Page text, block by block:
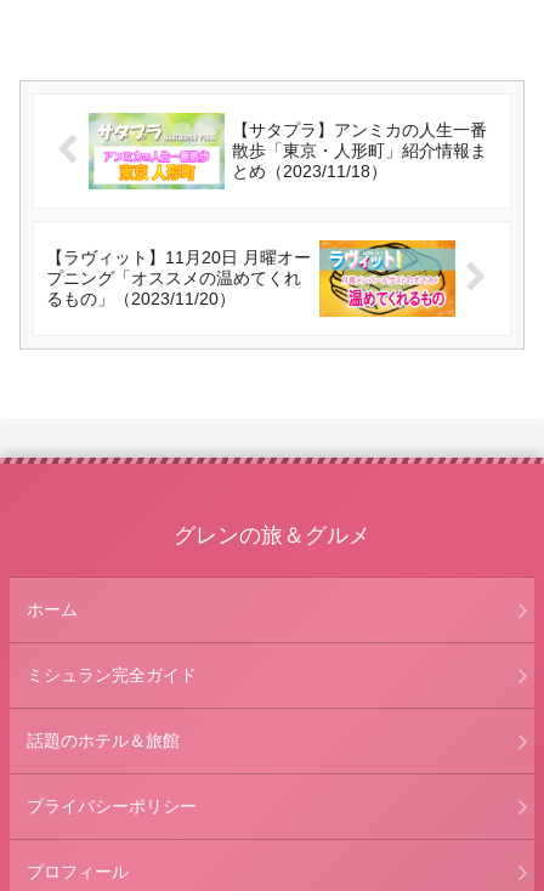
【サタプラ】アンミカの人生一番
散歩「東京・人形町」紹介情報ま
とめ（2023/11/18）
【ラヴィット】11月20日 月曜オー
プニング「オススメの温めてくれ
るもの」（2023/11/20）
グレンの旅＆グルメ
ホーム
ミシュラン完全ガイド
話題のホテル＆旅館
プライバシーポリシー
プロフィール